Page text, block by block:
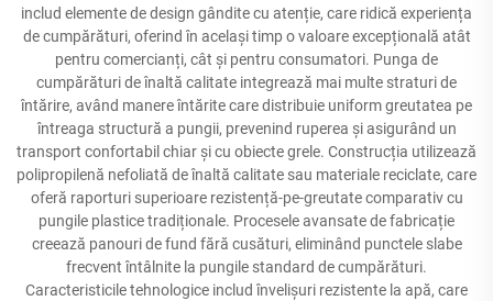
includ elemente de design gândite cu atenție, care ridică experiența
de cumpărături, oferind în același timp o valoare excepțională atât
pentru comercianți, cât și pentru consumatori. Punga de
cumpărături de înaltă calitate integrează mai multe straturi de
întărire, având manere întărite care distribuie uniform greutatea pe
întreaga structură a pungii, prevenind ruperea și asigurând un
transport confortabil chiar și cu obiecte grele. Construcția utilizează
polipropilenă nefoliată de înaltă calitate sau materiale reciclate, care
oferă raporturi superioare rezistență-pe-greutate comparativ cu
pungile plastice tradiționale. Procesele avansate de fabricație
creează panouri de fund fără cusături, eliminând punctele slabe
frecvent întâlnite la pungile standard de cumpărături.
Caracteristicile tehnologice includ învelișuri rezistente la apă, care